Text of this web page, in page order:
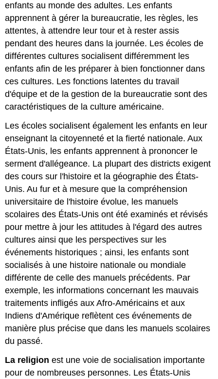
enfants au monde des adultes. Les enfants
apprennent à gérer la bureaucratie, les règles, les
attentes, à attendre leur tour et à rester assis
pendant des heures dans la journée. Les écoles de
différentes cultures socialisent différemment les
enfants afin de les préparer à bien fonctionner dans
ces cultures. Les fonctions latentes du travail
d'équipe et de la gestion de la bureaucratie sont des
caractéristiques de la culture américaine.
Les écoles socialisent également les enfants en leur
enseignant la citoyenneté et la fierté nationale. Aux
États-Unis, les enfants apprennent à prononcer le
serment d'allégeance. La plupart des districts exigent
des cours sur l'histoire et la géographie des États-
Unis. Au fur et à mesure que la compréhension
universitaire de l'histoire évolue, les manuels
scolaires des États-Unis ont été examinés et révisés
pour mettre à jour les attitudes à l'égard des autres
cultures ainsi que les perspectives sur les
événements historiques ; ainsi, les enfants sont
socialisés à une histoire nationale ou mondiale
différente de celle des manuels précédents. Par
exemple, les informations concernant les mauvais
traitements infligés aux Afro-Américains et aux
Indiens d'Amérique reflètent ces événements de
manière plus précise que dans les manuels scolaires
du passé.
La religion est une voie de socialisation importante
pour de nombreuses personnes. Les États-Unis